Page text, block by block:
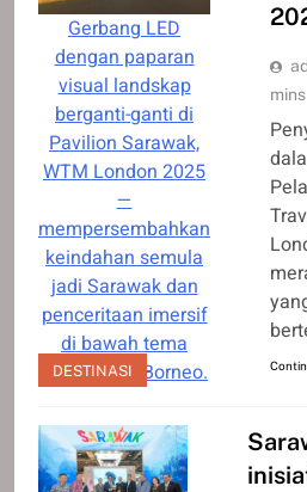
Gerbang LED
dengan paparan
visual landskap
berganti-ganti di
Pavilion Sarawak,
WTM London 2025
—
mempersembahkan
keindahan semula
jadi Sarawak dan
penceritaan imersif
di bawah tema
Gateway to Borneo.
DESTINASI
mins